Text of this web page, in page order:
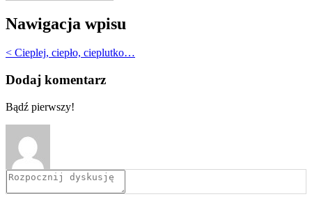
Nawigacja wpisu
< Cieplej, ciepło, cieplutko…
Dodaj komentarz
Bądź pierwszy!